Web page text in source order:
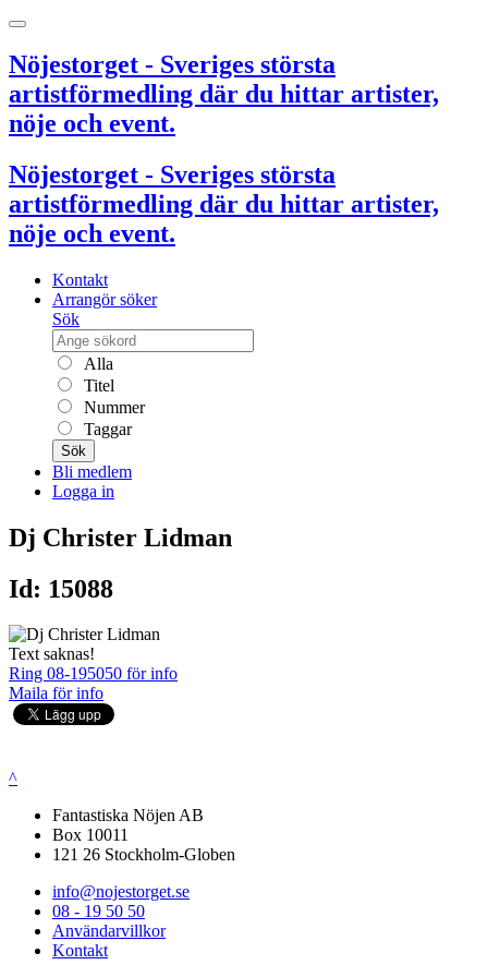
Nöjestorget - Sveriges största
artistförmedling där du hittar artister,
nöje och event.
Nöjestorget - Sveriges största
artistförmedling där du hittar artister,
nöje och event.
Kontakt
Arrangör söker
Sök
Alla
Titel
Nummer
Taggar
Sök
Bli medlem
Logga in
Dj Christer Lidman
Id: 15088
Text saknas!
Ring 08-195050 för info
Maila för info
^
Fantastiska Nöjen AB
Box 10011
121 26 Stockholm-Globen
info@nojestorget.se
08 - 19 50 50
Användarvillkor
Kontakt